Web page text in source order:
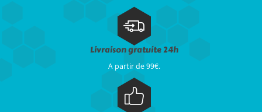
Livraison gratuite 24h
A partir de 99€.